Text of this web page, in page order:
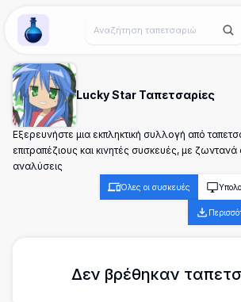
Wallpaper Alchemy
Lucky Star Ταπετσαρίες
Εξερευνήστε μια εκπληκτική συλλογή από
επιτραπέζιους και κινητές συσκευές, με
αναλύσεις
Όλες οι συσκευές
Δεν βρέθηκαν